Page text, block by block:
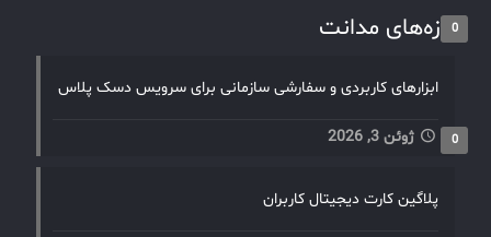
تازه‌های مدانت0
ابزارهای کاربردی و سفارشی سازمانی برای سرویس دسک پلاس
ژوئن 3, 2026 0
پلاگین کارت دیجیتال کاربران